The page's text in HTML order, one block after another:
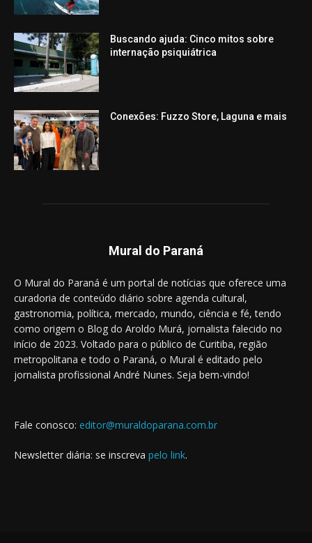
Buscando ajuda: Cinco mitos sobre
internação psiquiátrica
Conexões: Fuzzo Store, Laguna e mais
Mural do Paraná
O Mural do Paraná é um portal de notícias que oferece uma
curadoria de conteúdo diário sobre agenda cultural,
gastronomia, política, mercado, mundo, ciência e fé, tendo
como origem o Blog do Aroldo Murá, jornalista falecido no
início de 2023. Voltado para o público de Curitiba, região
metropolitana e todo o Paraná, o Mural é editado pelo
jornalista profissional André Nunes. Seja bem-vindo!
Fale conosco: editor@muraldoparana.com.br
Newsletter diária: se inscreva pelo link.